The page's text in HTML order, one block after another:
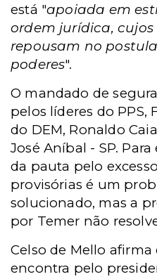
está "apoiada em
ordem jurídica,
repousam no
poderes".
O mandado de
pelos líderes do PPS,
do DEM, Ronaldo
José Aníbal - SP.
da pauta pelo
provisórias é um
solucionado, mas a
por Temer não
Celso de Mello afirma
encontra pelo